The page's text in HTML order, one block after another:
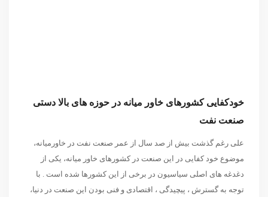
خودکفایی کشورهای خاور میانه در حوزه‬ های ‬بالا دستی
صنعت نفت
علی رغم گذشت بیش از صد سال از عمر صنعت نفت در خاورمیانه،
موضوع خود کفایی در این صنعت در کشورهای خاور میانه، یکی از
دغدغه های اصلی سیاسیون در برخی از این کشورها شده است . با
توجه به گسترش ، پیچیدگی ، اقتصادی و فنی بودن این صنعت در دنیا،